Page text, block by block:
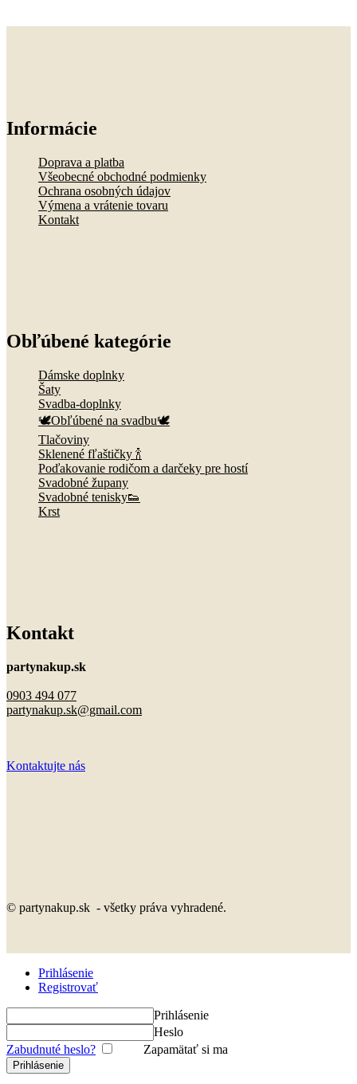
si
Informácie
Doprava a platba
Všeobecné obchodné podmienky
Ochrana osobných údajov
Výmena a vrátenie tovaru
Kontakt
Obľúbené kategórie
Dámske doplnky
Šaty
Svadba-doplnky
🕊️Obľúbené na svadbu🕊️
Tlačoviny
Sklenené fľaštičky 🍾
Poďakovanie rodičom a darčeky pre hostí
Svadobné župany
Svadobné tenisky👟
Krst
Kontakt
partynakup.sk
0903 494 077
partynakup.sk@gmail.com
Kontaktujte nás
© partynakup.sk - všetky práva vyhradené.
Prihlásenie
Registrovať
Prihlásenie
Heslo
Zabudnuté heslo?
Zapamätať si ma